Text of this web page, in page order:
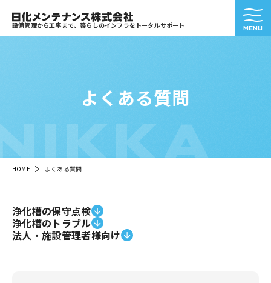
設備管理から工事まで、暮らしのインフラをトータルサポート
よくある質問
HOME よくある質問
浄化槽の保守点検
浄化槽のトラブル
法人・施設管理者様向け